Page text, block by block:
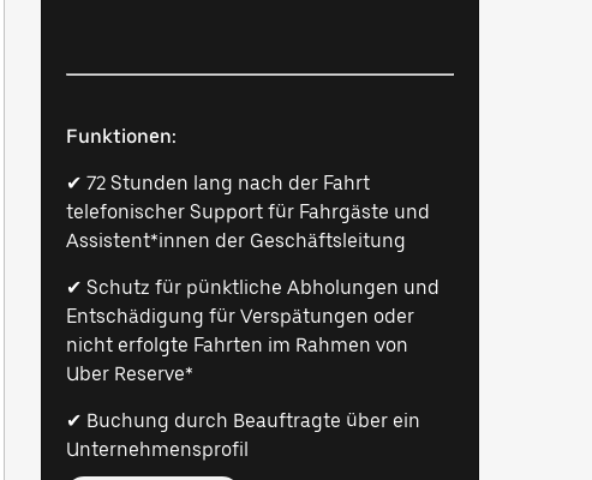
Funktionen:
✔ 72 Stunden lang nach der Fahrt
telefonischer Support für Fahrgäste und
Assistent*innen der Geschäftsleitung
✔ Schutz für pünktliche Abholungen und
Entschädigung für Verspätungen oder
nicht erfolgte Fahrten im Rahmen von
Uber Reserve*
✔ Buchung durch Beauftragte über ein
Unternehmensprofil